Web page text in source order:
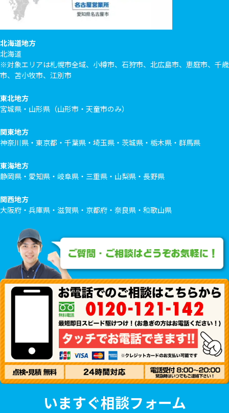
北海道地方
北海道
※対象エリアは札幌市全域、小樽市、石狩市、北広島市、恵庭市、千歳
市、苫小牧市、江別市
東北地方
宮城県・山形県（山形市・天童市のみ）
関東地方
神奈川県・東京都・千葉県・埼玉県・茨城県・栃木県・群馬県
東海地方
静岡県・愛知県・岐阜県・三重県・山梨県・長野県
関西地方
大阪府・兵庫県・滋賀県・京都府・奈良県・和歌山県
いますぐ相談フォーム